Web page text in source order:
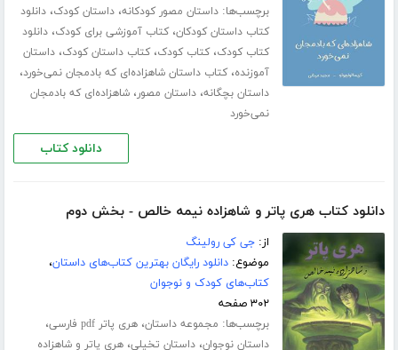
برچسب‌ها:داستان مصور کودکانه،داستان کودک،دانلود
کتاب داستان کودکان،کتاب آموزشی برای کودک،دانلود
کتاب کودک،کتاب کودک،کتاب داستان کودک،داستان
آموزنده،کتاب داستان شاهزاده‌ای که بادمجان نمی‌خورد،
داستان بچگانه،داستان مصور،شاهزاده‌ای که بادمجان
نمی‌خورد
دانلود کتاب
دانلود کتاب هری پاتر و شاهزاده نیمه خالص - بخش دوم
از:جی کی رولینگ
موضوع:دانلود رایگان بهترین کتاب‌های داستان،
کتاب‌های کودک و نوجوان
۳۰۲ صفحه
برچسب‌ها: مجموعه داستان،هری پاتر pdf فارسی ،
داستان نوجوان،داستان تخیلی،هری پاتر و شاهزاده